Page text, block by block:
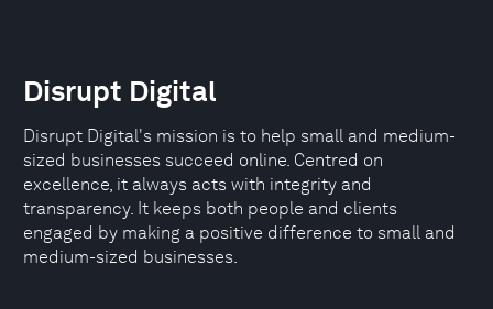
Disrupt Digital
Disrupt Digital's mission is to help small and medium-
sized businesses succeed online. Centred on
excellence, it always acts with integrity and
transparency. It keeps both people and clients
engaged by making a positive difference to small and
medium-sized businesses.